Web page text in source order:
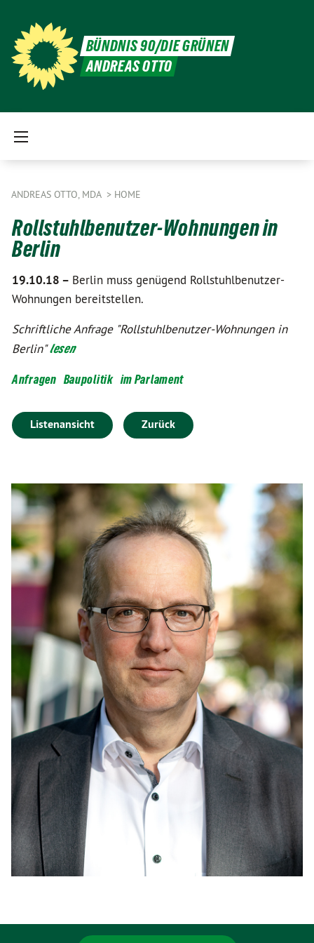
BÜNDNIS 90/DIE GRÜNEN
ANDREAS OTTO
ANDREAS OTTO, MDA HOME
Rollstuhlbenutzer-Wohnungen in
Berlin
19.10.18 – Berlin muss genügend Rollstuhlbenutzer-
Wohnungen bereitstellen.
Schriftliche Anfrage "Rollstuhlbenutzer-Wohnungen in
Berlin"lesen
Anfragen Baupolitik im Parlament
Listenansicht Zurück